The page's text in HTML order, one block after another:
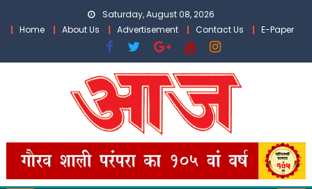
Saturday, August 08, 2026
Home
About Us Advertisement Contact Us E-Paper